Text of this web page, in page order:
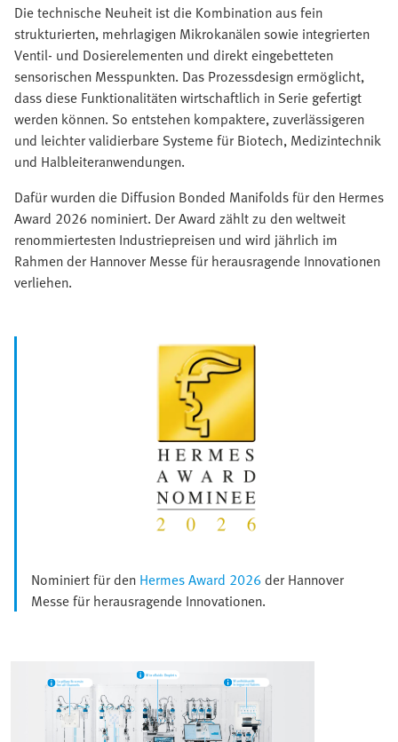
Die technische Neuheit ist die Kombination aus fein
strukturierten, mehrlagigen Mikrokanälen sowie integrierten
Ventil- und Dosierelementen und direkt eingebetteten
sensorischen Messpunkten. Das Prozessdesign ermöglicht,
dass diese Funktionalitäten wirtschaftlich in Serie gefertigt
werden können. So entstehen kompaktere, zuverlässigeren
und leichter validierbare Systeme für Biotech, Medizintechnik
und Halbleiteranwendungen.
Dafür wurden die Diffusion Bonded Manifolds für den Hermes
Award 2026 nominiert. Der Award zählt zu den weltweit
renommiertesten Industriepreisen und wird jährlich im
Rahmen der Hannover Messe für herausragende Innovationen
verliehen.
Nominiert für den Hermes Award 2026der Hannover
Messe für herausragende Innovationen.